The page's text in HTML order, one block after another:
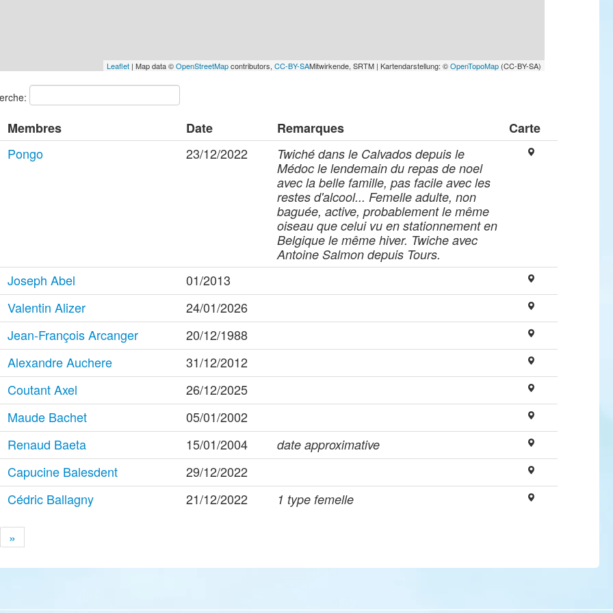
Leaflet| Map data ©OpenStreetMapcontributors, CC-BY-SAMitwirkende, SRTM | Kartendarstellung: ©OpenTopoMap(CC-BY-SA)
Membres Date Remarques
Carte
Pongo
23/12/2022
Twiché dans le Calvados depuis le
Médoc le lendemain du repas de noel
avec la belle famille, pas facile avec les
restes d'alcool... Femelle adulte, non
baguée, active, probablement le même
oiseau que celui vu en stationnement en
Belgique le même hiver. Twiche avec
Antoine Salmon depuis Tours.
Joseph Abel
01/2013
Valentin Alizer
24/01/2026
Jean-François Arcanger
20/12/1988
Alexandre Auchere
31/12/2012
Coutant Axel
26/12/2025
Maude Bachet
05/01/2002
Renaud Baeta
15/01/2004 date approximative
Capucine Balesdent
29/12/2022
Cédric Ballagny
21/12/2022 1 type femelle
»